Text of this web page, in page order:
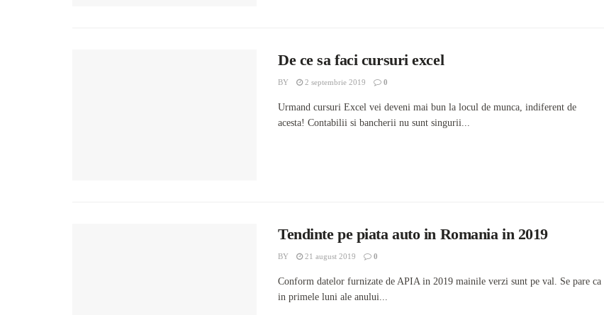
De ce sa faci cursuri excel
BY 2 septembrie 2019 0
Urmand cursuri Excel vei deveni mai bun la locul de munca, indiferent de
acesta! Contabilii si bancherii nu sunt singurii...
Tendinte pe piata auto in Romania in 2019
BY 21 august 2019 0
Conform datelor furnizate de APIA in 2019 mainile verzi sunt pe val. Se pare ca
in primele luni ale anului...